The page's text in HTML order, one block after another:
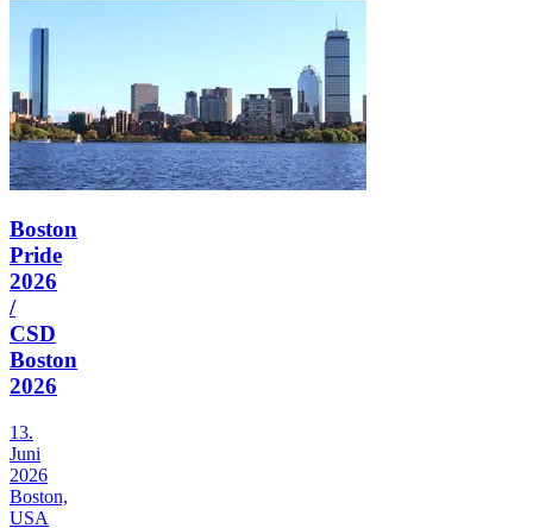
Boston
Pride
2026
/
CSD
Boston
2026
13.
Juni
2026
Boston,
USA